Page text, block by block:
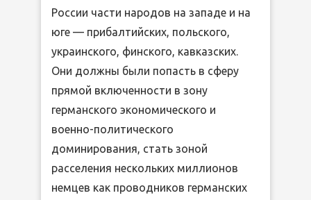
России части народов на западе и на
юге — прибалтийских, польского,
украинского, финского, кавказских.
Они должны были попасть в сферу
прямой включенности в зону
германского экономического и
военно-политического
доминирования, стать зоной
расселения нескольких миллионов
немцев как проводников германских